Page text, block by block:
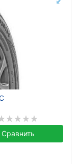
Сравнить